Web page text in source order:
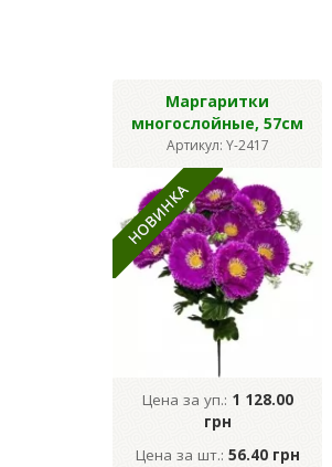
Маргаритки
многослойные, 57см
Артикул: Y-2417
Цена за уп.: 1 128.00
грн
Цена за шт.: 56.40 грн